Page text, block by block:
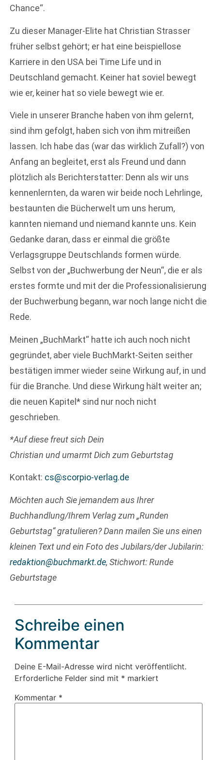
Chance“.
Zu dieser Manager-Elite hat Christian Strasser
früher selbst gehört; er hat eine beispiellose
Karriere in den USA bei Time Life und in
Deutschland gemacht. Keiner hat soviel bewegt
wie er, keiner hat so viele bewegt wie er.
Viele in unserer Branche haben von ihm gelernt,
sind ihm gefolgt, haben sich von ihm mitreißen
lassen. Ich habe das (war das wirklich Zufall?) von
Anfang an begleitet, erst als Freund und dann
plötzlich als Berichterstatter: Denn als wir uns
kennenlernten, da waren wir beide noch Lehrlinge,
bestaunten die Bücherwelt um uns herum,
kannten niemand und niemand kannte uns. Kein
Gedanke daran, dass er einmal die größte
Verlagsgruppe Deutschlands formen würde.
Selbst von der „Buchwerbung der Neun“, die er als
erstes formte und mit der die Professionalisierung
der Buchwerbung begann, war noch lange nicht die
Rede.
Meinen „BuchMarkt“ hatte ich auch noch nicht
gegründet, aber viele BuchMarkt-Seiten seither
bestätigen immer wieder seine Wirkung auf, in und
für die Branche. Und diese Wirkung hält weiter an;
die neuen Kapitel* sind nur noch nicht
geschrieben.
*Auf diese freut sich Dein
Christian und umarmt Dich zum Geburtstag
Kontakt: cs@scorpio-verlag.de
Möchten auch Sie jemandem aus Ihrer
Buchhandlung/Ihrem Verlag zum „Runden
Geburtstag“ gratulieren? Dann mailen Sie uns einen
kleinen Text und ein Foto des Jubilars/der Jubilarin:
redaktion@buchmarkt.de, Stichwort: Runde
Geburtstage
Schreibe einen
Kommentar
Deine E-Mail-Adresse wird nicht veröffentlicht.
Erforderliche Felder sind mit * markiert
Kommentar *